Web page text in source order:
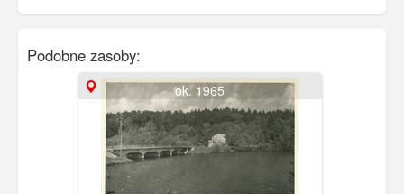
Podobne zasoby:
ok. 1965